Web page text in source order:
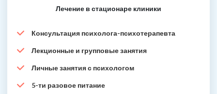
Лечение в стационаре клиники
Консультация психолога-психотерапевта
Лекционные и групповые занятия
Личные занятия с психологом
5-ти разовое питание